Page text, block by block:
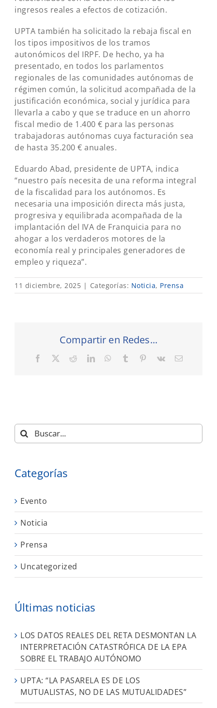
ingresos reales a efectos de cotización.
UPTA también ha solicitado la rebaja fiscal en
los tipos impositivos de los tramos
autonómicos del IRPF. De hecho, ya ha
presentado, en todos los parlamentos
regionales de las comunidades autónomas de
régimen común, la solicitud acompañada de la
justificación económica, social y jurídica para
llevarla a cabo y que se traduce en un ahorro
fiscal medio de 1.400 € para las personas
trabajadoras autónomas cuya facturación sea
de hasta 35.200 € anuales.
Eduardo Abad, presidente de UPTA, indica
“nuestro país necesita de una reforma integral
de la fiscalidad para los autónomos. Es
necesaria una imposición directa más justa,
progresiva y equilibrada acompañada de la
implantación del IVA de Franquicia para no
ahogar a los verdaderos motores de la
economía real y principales generadores de
empleo y riqueza”.
11 diciembre, 2025 | Categorías: Noticia, Prensa
Compartir en Redes...
Facebook RedditLinkedInWhatsApp
Tumblr Pinterest
Vk
Correo
Buscar:
Categorías
Evento
Noticia
Prensa
Uncategorized
Últimas noticias
LOS DATOS REALES DEL RETA DESMONTAN LA
INTERPRETACIÓN CATASTRÓFICA DE LA EPA
SOBRE EL TRABAJO AUTÓNOMO
UPTA: “LA PASARELA ES DE LOS
MUTUALISTAS, NO DE LAS MUTUALIDADES”